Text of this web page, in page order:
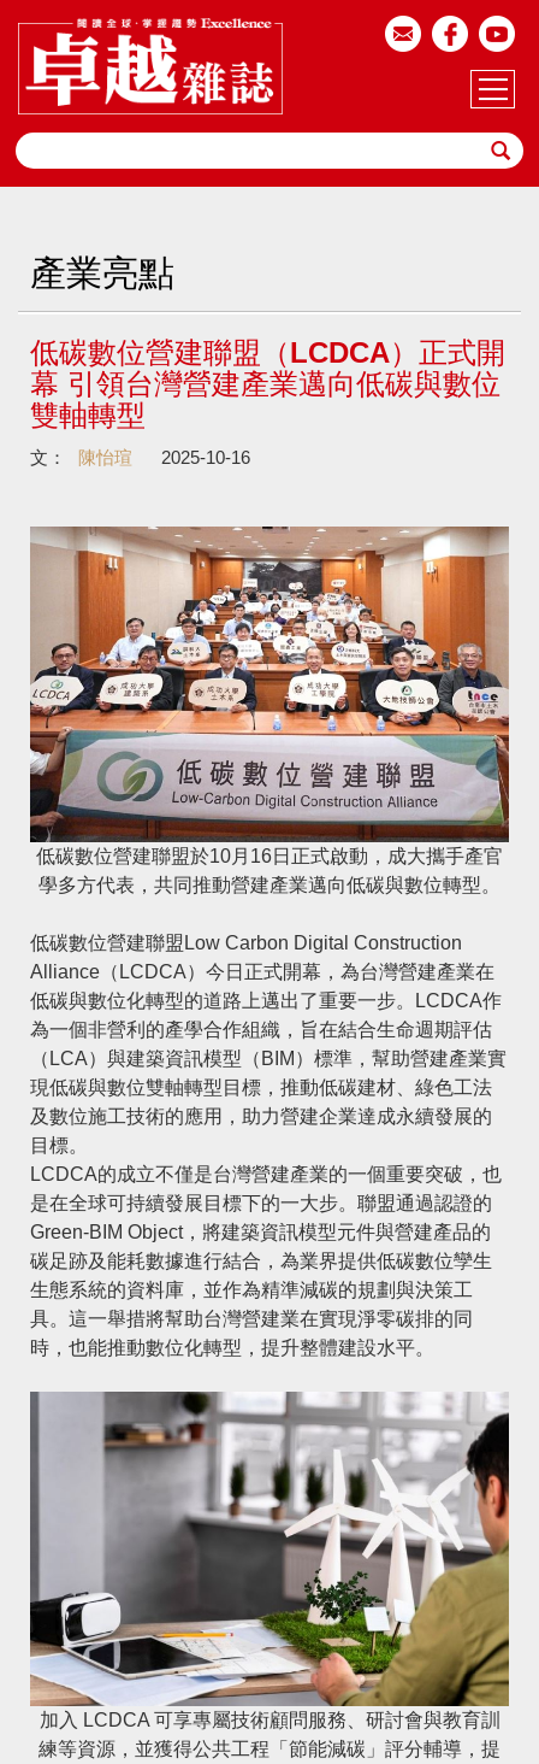
產業亮點
低碳數位營建聯盟（LCDCA）正式開
幕 引領台灣營建產業邁向低碳與數位
雙軸轉型
文： 陳怡瑄 2025-10-16
低碳數位營建聯盟於10月16日正式啟動，成大攜手產官
學多方代表，共同推動營建產業邁向低碳與數位轉型。
低碳數位營建聯盟Low Carbon Digital Construction
Alliance（LCDCA）今日正式開幕，為台灣營建產業在
低碳與數位化轉型的道路上邁出了重要一步。LCDCA作
為一個非營利的產學合作組織，旨在結合生命週期評估
（LCA）與建築資訊模型（BIM）標準，幫助營建產業實
現低碳與數位雙軸轉型目標，推動低碳建材、綠色工法
及數位施工技術的應用，助力營建企業達成永續發展的
目標。
LCDCA的成立不僅是台灣營建產業的一個重要突破，也
是在全球可持續發展目標下的一大步。聯盟通過認證的
Green-BIM Object，將建築資訊模型元件與營建產品的
碳足跡及能耗數據進行結合，為業界提供低碳數位孿生
生態系統的資料庫，並作為精準減碳的規劃與決策工
具。這一舉措將幫助台灣營建業在實現淨零碳排的同
時，也能推動數位化轉型，提升整體建設水平。
加入 LCDCA 可享專屬技術顧問服務、研討會與教育訓
練等資源，並獲得公共工程「節能減碳」評分輔導，提